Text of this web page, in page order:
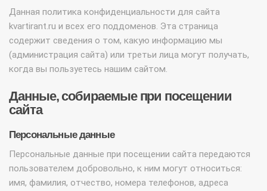
Данная политика конфиденциальности для сайта
kvartirant.ru и всех его поддоменов. Эта страница
содержит сведения о том, какую информацию мы
(администрация сайта) или третьи лица могут получать,
когда вы пользуетесь нашим сайтом.
Данные, собираемые при посещении
сайта
Персональные данные
Персональные данные при посещении сайта передаются
пользователем добровольно, к ним могут относиться:
имя, фамилия, отчество, номера телефонов, адреса